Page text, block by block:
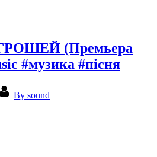
(Премьера
#музика #пісня
By sound